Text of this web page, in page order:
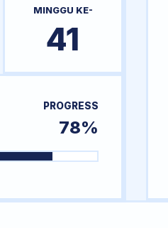
MINGGU KE-
41
PROGRESS
78%